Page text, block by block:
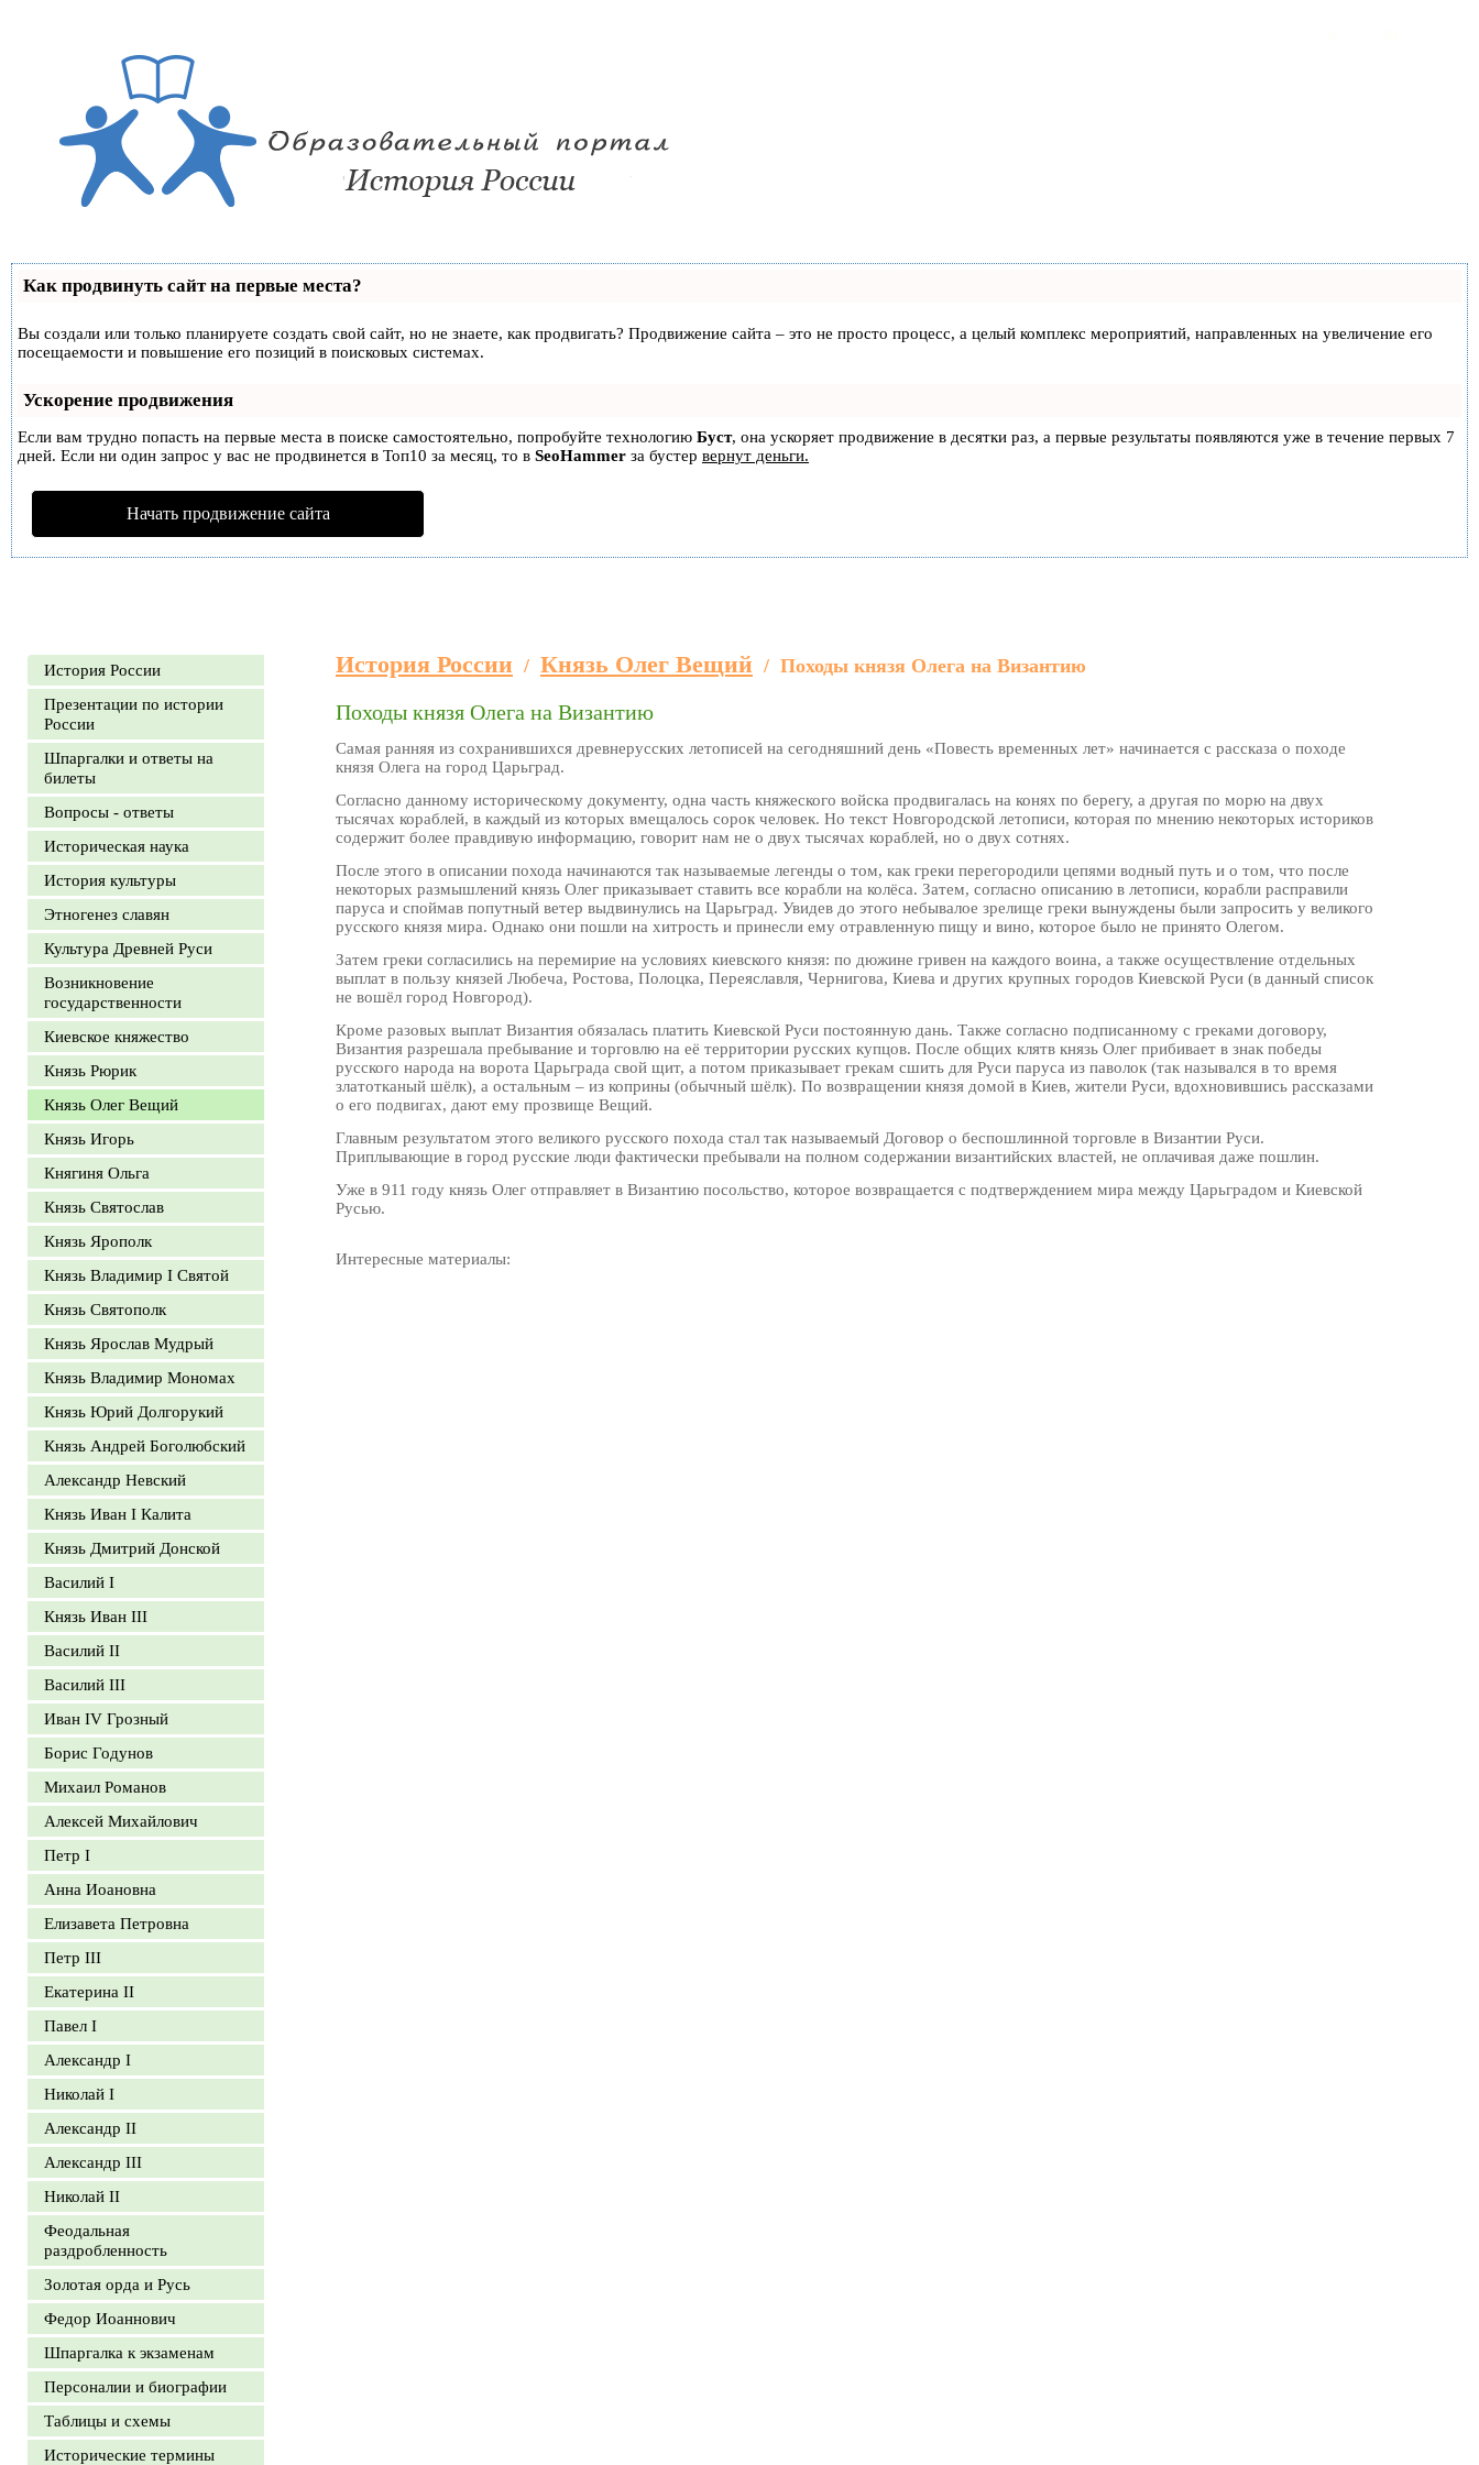
Как продвинуть сайт на первые места?
Вы создали или только планируете создать свой сайт, но не знаете, как продвигать? Продвижение сайта – это не просто процесс, а целый комплекс мероприятий, направленных на увеличение его
посещаемости и повышение его позиций в поисковых системах.
Ускорение продвижения
Если вам трудно попасть на первые места в поиске самостоятельно, попробуйте технологию Буст, она ускоряет продвижение в десятки раз, а первые результаты появляются уже в течение первых 7
дней. Если ни один запрос у вас не продвинется в Топ10 за месяц, то в SeoHammer за бустер вернут деньги.
Начать продвижение сайта
История России
Презентации по истории
России
Шпаргалки и ответы на
билеты
Вопросы - ответы
Историческая наука
История культуры
Этногенез славян
Культура Древней Руси
Возникновение
государственности
Киевское княжество
Князь Рюрик
Князь Олег Вещий
Князь Игорь
Княгиня Ольга
Князь Святослав
Князь Ярополк
Князь Владимир I Святой
Князь Святополк
Князь Ярослав Мудрый
Князь Владимир Мономах
Князь Юрий Долгорукий
Князь Андрей Боголюбский
Александр Невский
Князь Иван I Калита
Князь Дмитрий Донской
Василий I
Князь Иван III
Василий II
Василий III
Иван IV Грозный
Борис Годунов
Михаил Романов
Алексей Михайлович
Петр I
Анна Иоановна
Елизавета Петровна
Петр III
Екатерина II
Павел I
Александр I
Николай I
Александр II
Александр III
Николай II
Феодальная
раздробленность
Золотая орда и Русь
Федор Иоаннович
Шпаргалка к экзаменам
Персоналии и биографии
Таблицы и схемы
Исторические термины
История России / Князь Олег Вещий / Походы князя Олега на Византию
Походы князя Олега на Византию
Самая ранняя из сохранившихся древнерусских летописей на сегодняшний день «Повесть временных лет» начинается с рассказа о походе
князя Олега на город Царьград.
Согласно данному историческому документу, одна часть княжеского войска продвигалась на конях по берегу, а другая по морю на двух
тысячах кораблей, в каждый из которых вмещалось сорок человек. Но текст Новгородской летописи, которая по мнению некоторых историков
содержит более правдивую информацию, говорит нам не о двух тысячах кораблей, но о двух сотнях.
После этого в описании похода начинаются так называемые легенды о том, как греки перегородили цепями водный путь и о том, что после
некоторых размышлений князь Олег приказывает ставить все корабли на колёса. Затем, согласно описанию в летописи, корабли расправили
паруса и споймав попутный ветер выдвинулись на Царьград. Увидев до этого небывалое зрелище греки вынуждены были запросить у великого
русского князя мира. Однако они пошли на хитрость и принесли ему отравленную пищу и вино, которое было не принято Олегом.
Затем греки согласились на перемирие на условиях киевского князя: по дюжине гривен на каждого воина, а также осуществление отдельных
выплат в пользу князей Любеча, Ростова, Полоцка, Переяславля, Чернигова, Киева и других крупных городов Киевской Руси (в данный список
не вошёл город Новгород).
Кроме разовых выплат Византия обязалась платить Киевской Руси постоянную дань. Также согласно подписанному с греками договору,
Византия разрешала пребывание и торговлю на её территории русских купцов. После общих клятв князь Олег прибивает в знак победы
русского народа на ворота Царьграда свой щит, а потом приказывает грекам сшить для Руси паруса из паволок (так назывался в то время
златотканый шёлк), а остальным – из коприны (обычный шёлк). По возвращении князя домой в Киев, жители Руси, вдохновившись рассказами
о его подвигах, дают ему прозвище Вещий.
Главным результатом этого великого русского похода стал так называемый Договор о беспошлинной торговле в Византии Руси.
Приплывающие в город русские люди фактически пребывали на полном содержании византийских властей, не оплачивая даже пошлин.
Уже в 911 году князь Олег отправляет в Византию посольство, которое возвращается с подтверждением мира между Царьградом и Киевской
Русью.
Интересные материалы: